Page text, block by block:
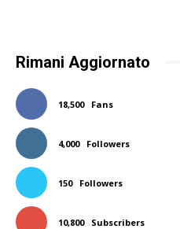
Rimani Aggiornato
18,500 Fans
4,000 Followers
150 Followers
10,800 Subscribers